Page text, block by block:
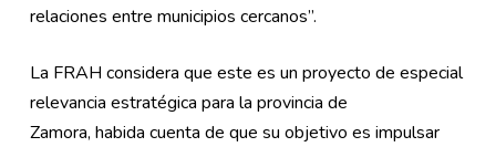
relaciones entre municipios cercanos”.
La FRAH considera que este es un proyecto de especial
relevancia estratégica para la provincia de
Zamora, habida cuenta de que su objetivo es impulsar